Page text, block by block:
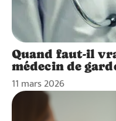
Quand faut-il
médecin de
11 mars 2026